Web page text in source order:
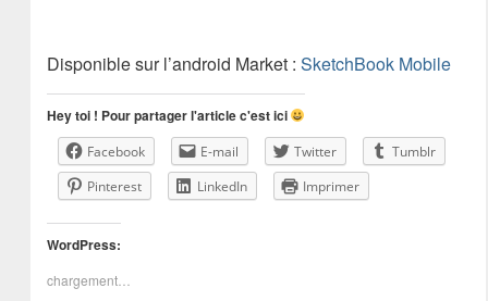
Disponible sur l’android Market : SketchBook Mobile
Hey toi ! Pour partager l'article c'est ici
Facebook E-mail Twitter
Tumblr
Pinterest
LinkedIn Imprimer
WordPress:
chargement…